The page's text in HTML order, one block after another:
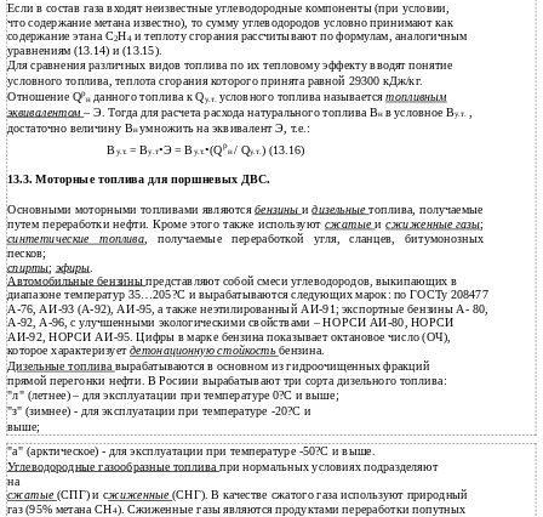
Если в состав газа входят неизвестные углеводородные компоненты (при условии,
что содержание метана известно), то сумму углеводородов условно принимают как
содержание этана С2Н4 и теплоту сгорания рассчитывают по формулам, аналогичным
уравнениям (13.14) и (13.15).
Для сравнения различных видов топлива по их тепловому эффекту вводят понятие
условного топлива, теплота сгорания которого принята равной 29300 кДж/кг.
Отношение Qp
н данного топлива к Qу.т. условного топлива называетсятопливным
эквивалентом– Э. Тогда для расчета расхода натурального топлива Вн в условное Ву.т.
достаточно величину Внумножить на эквивалент Э, т.е.:
Ву.т.= Ву.т•Э = Ву.т.•(Qp
н/ Qу.т.) (13.16)
13.3. Моторные топлива для поршневых ДВС.
Основными моторными топливами являютсябензины идизельныетоплива, получаемые
путем переработки нефти. Кроме этого также используют сжатыеисжиженные газы;
синтетические топлива, получаемые переработкой угля, сланцев, битумонозных
песков;
спирты; эфиры
Автомобильные бензиныпредставляют собой смеси углеводородов, выкипающих в
диапазоне температур 35…205?С и вырабатываются следующих марок: по ГОСТу 208477
А-76, АИ-93 (А-92), АИ-95, а также неэтилированный АИ-91; экспортные бензины А- 80,
А-92, А-96, с улучшенными экологическими свойствами – НОРСИ АИ-80, НОРСИ
АИ-92, НОРСИ АИ-95. Цифры в марке бензина показывает октановое число (ОЧ),
которое характеризуетдетонационную стойкостьбензина.
Дизельные топливавырабатываются в основном из гидроочищенных фракций
прямой перегонки нефти. В Росиии вырабатывают три сорта дизельного топлива:
"л" (летнее) – для эксплуатации при температуре 0?С и выше;
"з" (зимнее) - для эксплуатации при температуре -20?С и
выше;
"а" (арктическое) - для эксплуатации при температуре -50?С и выше.
Углеводородные газообразные топливапри нормальных условиях подразделяют
на
сжатые(СПГ) и сжиженные(СНГ). В качестве сжатого газа используют природный
газ (95% метана СН4). Сжиженные газы являются продуктами переработки попутных